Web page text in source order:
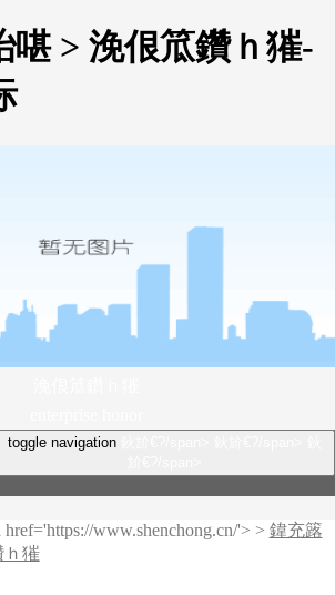
啿 > 浼佷笟鑽ｈ獕-
toggle navigation
www.shenchong.cn/'> > 鍏充簬
ｈ獕